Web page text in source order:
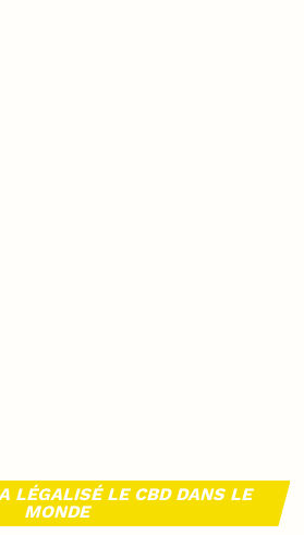
LÉGALISÉ LE CBD DANS LE
MONDE